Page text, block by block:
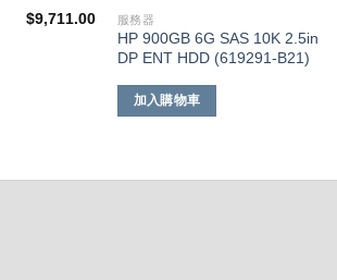
$9,711.00 服務器
HP 900GB 6G SAS 10K 2.5in
DP ENT HDD (619291-B21)
加入購物車